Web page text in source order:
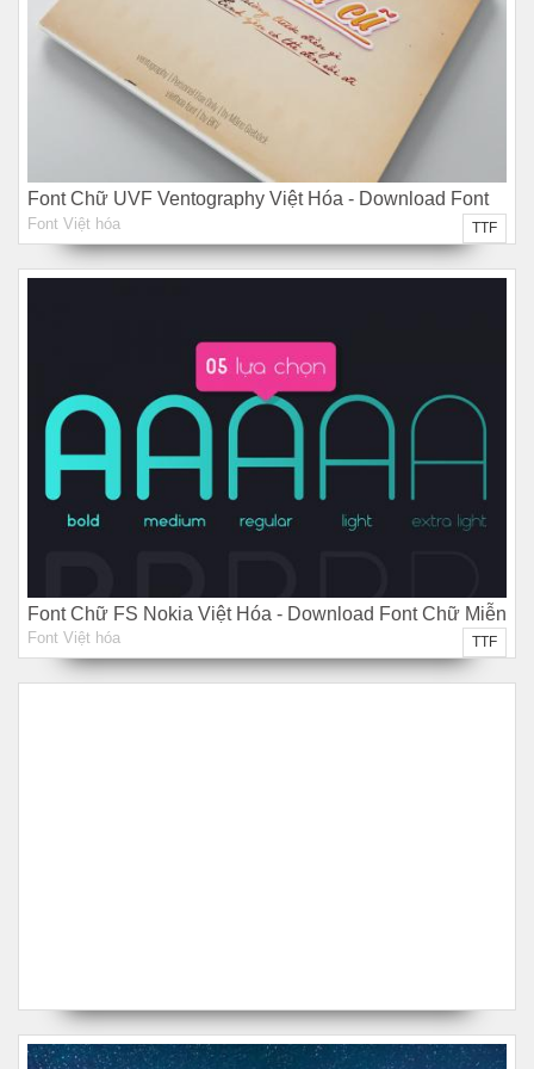
Font Chữ UVF Ventography Việt Hóa - Download Font
Chữ Miễn Phí
Font Việt hóa TTF
Font Chữ FS Nokia Việt Hóa - Download Font Chữ Miễn
Phí
Font Việt hóa TTF